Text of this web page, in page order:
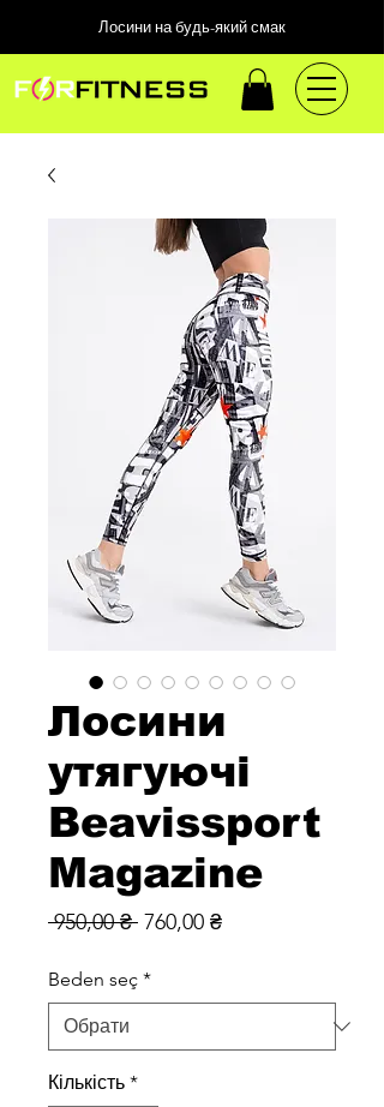
Лосини на будь-який смак
Лосини
утягуючі
Beavissport
Magazine
950,00 ₴ Звичайна
760,00 ₴За
Beden seç *
Кількість *